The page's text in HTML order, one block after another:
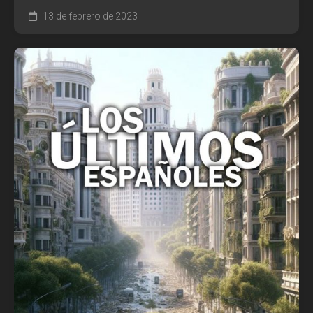
13 de febrero de 2023